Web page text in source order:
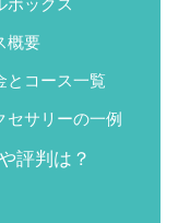
ボックス
概要
とコース一覧
セサリーの一例
評判は？